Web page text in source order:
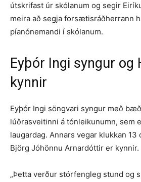
útskrifast úr skólanum og segir
meira að segja forsætisráðherrann
píanónemandi í skólanum.
Eyþór Ingi syngur og
kynnir
Eyþór Ingi söngvari syngur með
lúðrasveitinni á tónleikunumn, sem
laugardag. Annars vegar klukkan 13
Björg Jóhönnu Arnardóttir er kynnir.
„Þetta verður stórfengleg stund og